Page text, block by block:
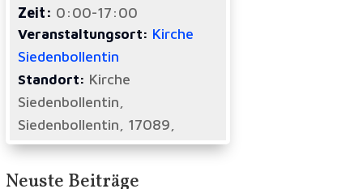
Zeit: 0:00-17:00
Veranstaltungsort: Kirche
Siedenbollentin
Standort: Kirche
Siedenbollentin,
Siedenbollentin, 17089,
Neuste Beiträge